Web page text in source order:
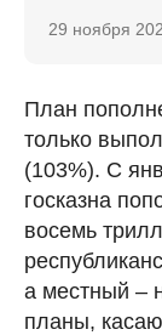
29 ноября
План
только
(103%). С
госказна
восемь
а местный –
планы,